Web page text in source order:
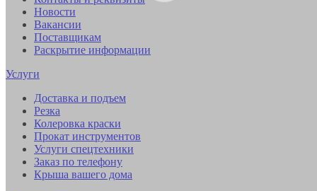
Новости
Вакансии
Поставщикам
Раскрытие информации
Услуги
Доставка и подъем
Резка
Колеровка краски
Прокат инструментов
Услуги спецтехники
Заказ по телефону
Крыша вашего дома